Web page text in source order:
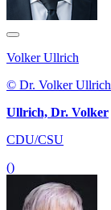
Volker Ullrich
© Dr. Volker
Ullrich, Dr. Volker
CDU/CSU
()